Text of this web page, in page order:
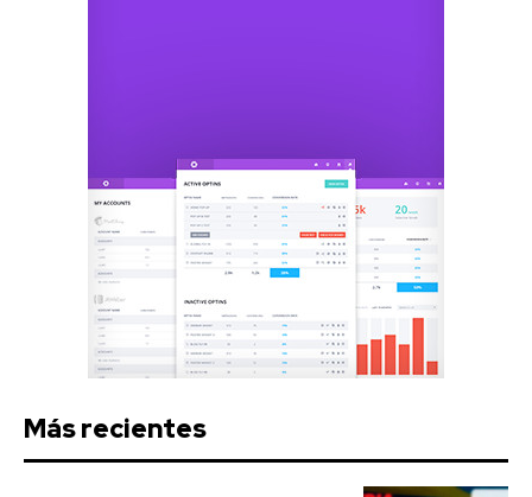
Más recientes